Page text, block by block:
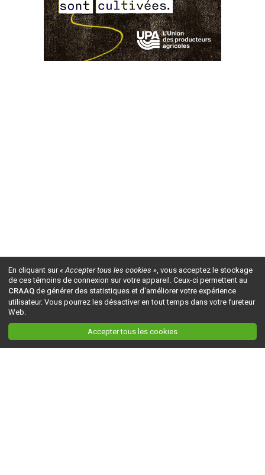
En cliquant sur« Accepter tous les cookies », vous acceptez le stockage
de ces témoins de connexion sur votre appareil. Ceux-ci permettent au
CRAAQ de générer des statistiques et d'améliorer votre expérience
utilisateur. Vous pourrez les désactiver en tout temps dans votre fureteur
Web.
Accepter tous les cookies